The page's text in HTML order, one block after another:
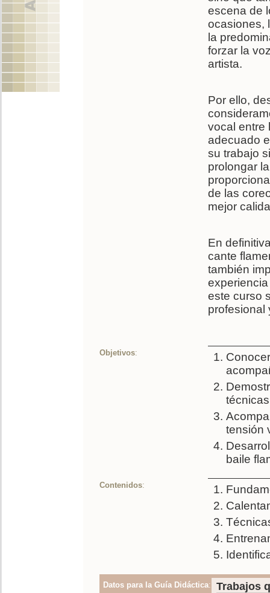
escena de
ocasiones,
la
forzar la
artista.
Por ello,
vocal entre
adecuado
su trabajo
prolongar
de las
mejor
En
cante
también
este curso
profesional
Objetivos:
tensión
baile
Contenidos:
Datos para la Guía Didáctica:
Trabajos